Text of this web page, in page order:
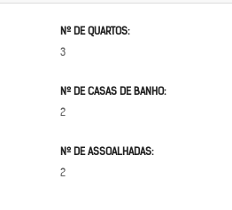
Nº DE QUARTOS:
3
Nº DE CASAS DE BANHO:
2
Nº DE ASSOALHADAS:
2